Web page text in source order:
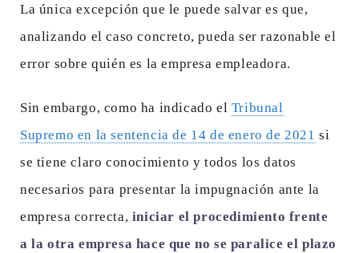
La única excepción que le puede salvar es que,
analizando el caso concreto, pueda ser razonable el
error sobre quién es la empresa empleadora.
Sin embargo, como ha indicado el Tribunal
Supremo en la sentencia de 14 de enero de 2021 si
se tiene claro conocimiento y todos los datos
necesarios para presentar la impugnación ante la
empresa correcta, iniciar el procedimiento frente
a la otra empresa hace que no se paralice el plazo